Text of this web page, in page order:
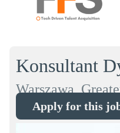
Konsultant
Warszawa,
Apply for this